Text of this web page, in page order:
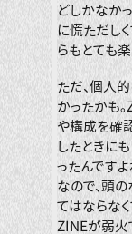
どしかなか
に慌ただし
らもとても
ただ、個人
かったかも
や構成を確
したときに
ったんです
なので、頭
てはならなく
ZINEが弱火